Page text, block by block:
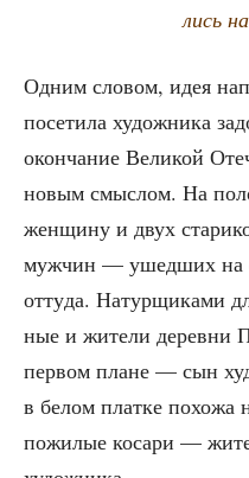
лись
Одним сло­вом, идея
посе­ти­ла худож­ни­ка
окон­ча­ние Вели­кой
новым смыс­лом. На
жен­щи­ну и двух
муж­чин — ушед­ших на
отту­да. Натур­щи­ка­ми
ные и жите­ли дерев­ни
пер­вом плане — сын
в белом плат­ке похо­жа
пожи­лые коса­ри —